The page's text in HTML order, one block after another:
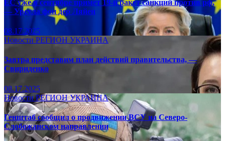
ЕС уже в сентябре примет 19-й ракет санкций против рф,
— Урсула фон дер Ляйен
08.17.2025
Новости РЕГИОН УКРАИНА
Завтра представим план действий правительства, —
Свириденко
08.17.2025
НовостиРЕГИОНУКРАИНА
Генштаб сообщил о продвижении ВСУ на Северо-
Слобожанском направлении